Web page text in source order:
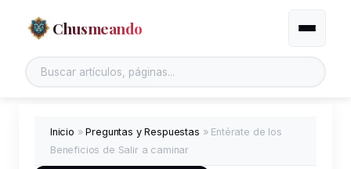
Chusmeando Alternar
Inicio »Preguntas y Respuestas » Entérate de los
Beneficios de Salir a caminar